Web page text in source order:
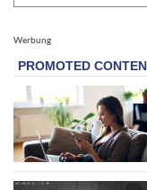
Werbung